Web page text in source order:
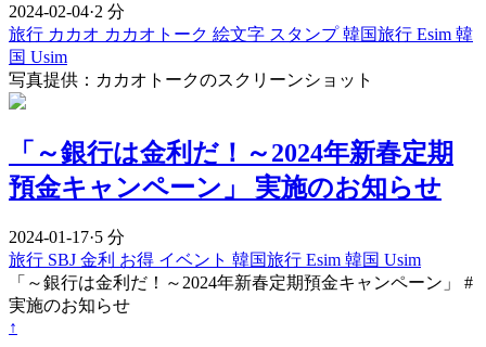
2024-02-04·2 分
旅行 カカオ カカオトーク 絵文字 スタンプ韓国旅行 Esim 韓
国 Usim
写真提供：カカオトークのスクリーンショット
「～銀行は金利だ！～2024年新春定期
預金キャンペーン」 実施のお知らせ
2024-01-17·5 分
旅行 SBJ 金利 お得 イベント 韓国旅行 Esim 韓国 Usim
「～銀行は金利だ！～2024年新春定期預金キャンペーン」 #
実施のお知らせ
↑